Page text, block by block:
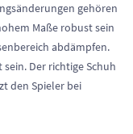
gehören
Maße robust sein
abdämpfen.
Der richtige Schuh
den Spieler bei